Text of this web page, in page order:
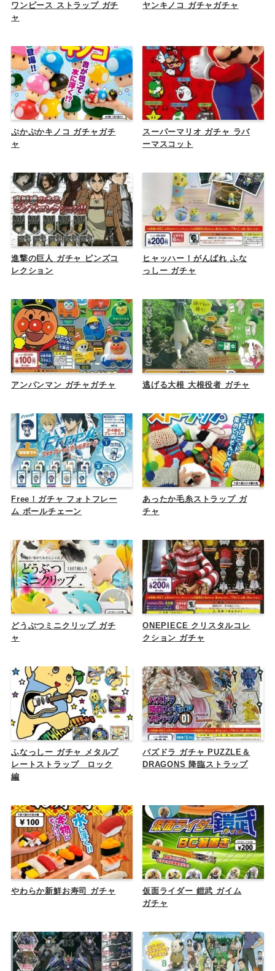
ワンピース ストラップ ガチ
ャ
ヤンキノコ ガチャガチャ
ぷかぷかキノコ ガチャガチ
ャ
スーパーマリオ ガチャ ラバ
ーマスコット
進撃の巨人 ガチャ ピンズコ
レクション
ヒャッハー！がんばれ ふな
っしー ガチャ
アンパンマン ガチャガチャ 逃げる大根 大根役者 ガチャ
Free！ガチャ フォトフレー
ム ボールチェーン
あったか毛糸ストラップ ガ
チャ
どうぶつミニクリップ ガチ
ャ
ONEPIECE クリスタルコレ
クション ガチャ
ふなっしー ガチャ メタルプ
レートストラップ ロック
編
パズドラ ガチャ PUZZLE＆
DRAGONS 降臨ストラップ
やわらか新鮮お寿司 ガチャ
仮面ライダー 鎧武 ガイム
ガチャ